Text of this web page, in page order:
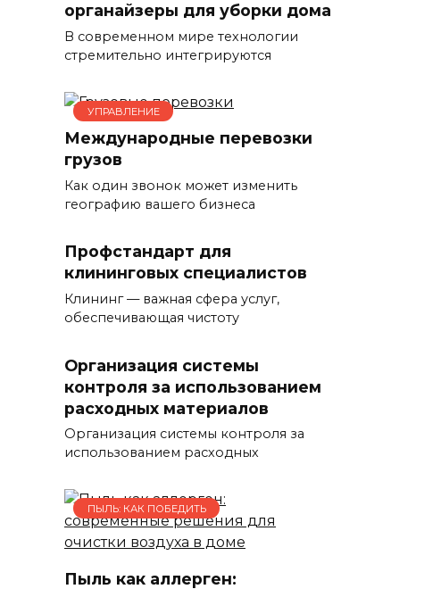
органайзеры для уборки дома
В современном мире технологии
стремительно интегрируются
УПРАВЛЕНИЕ
Международные перевозки
грузов
Как один звонок может изменить
географию вашего бизнеса
Профстандарт для
клининговых специалистов
Клининг — важная сфера услуг,
обеспечивающая чистоту
Организация системы
контроля за использованием
расходных материалов
Организация системы контроля за
использованием расходных
ПЫЛЬ: КАК ПОБЕДИТЬ
Пыль как аллерген: